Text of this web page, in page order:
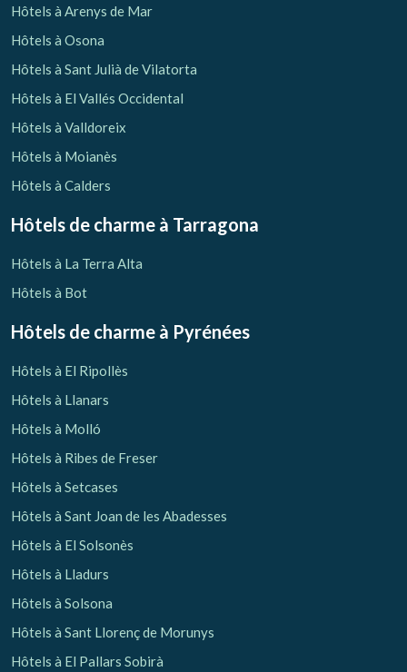
Hôtels à Arenys de Mar
Hôtels à Osona
Hôtels à Sant Julià de Vilatorta
Hôtels à El Vallés Occidental
Hôtels à Valldoreix
Hôtels à Moianès
Hôtels à Calders
Hôtels de charme à Tarragona
Hôtels à La Terra Alta
Hôtels à Bot
Hôtels de charme à Pyrénées
Hôtels à El Ripollès
Hôtels à Llanars
Hôtels à Molló
Hôtels à Ribes de Freser
Hôtels à Setcases
Hôtels à Sant Joan de les Abadesses
Hôtels à El Solsonès
Hôtels à Lladurs
Hôtels à Solsona
Hôtels à Sant Llorenç de Morunys
Hôtels à El Pallars Sobirà